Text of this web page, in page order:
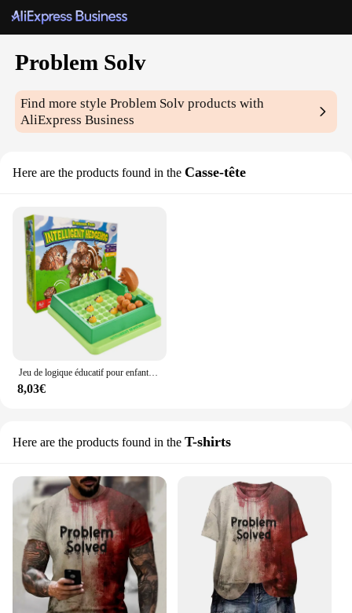
Problem Solv
Find more styleProblem Solv products with
AliExpress Business
Here are the products found in the Casse-tête
Jeu de logique éducatif pour enfants, jouets d'apprentissage, Kasgehog, puzzle d'animaux, jeu de société, 50 scripts, résolution de problèmes, entraînement à la pensée
8,03€
Here are the products found in the T-shirts